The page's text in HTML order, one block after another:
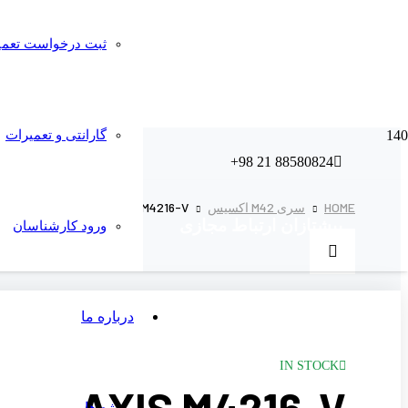
88580824 21 98+
ثبت درخواست
گارانتی و تعمیرات
ورود کارشناسان
درباره ما
HOME سری M42 اکسیس AXIS M4216-V
IN STOCK